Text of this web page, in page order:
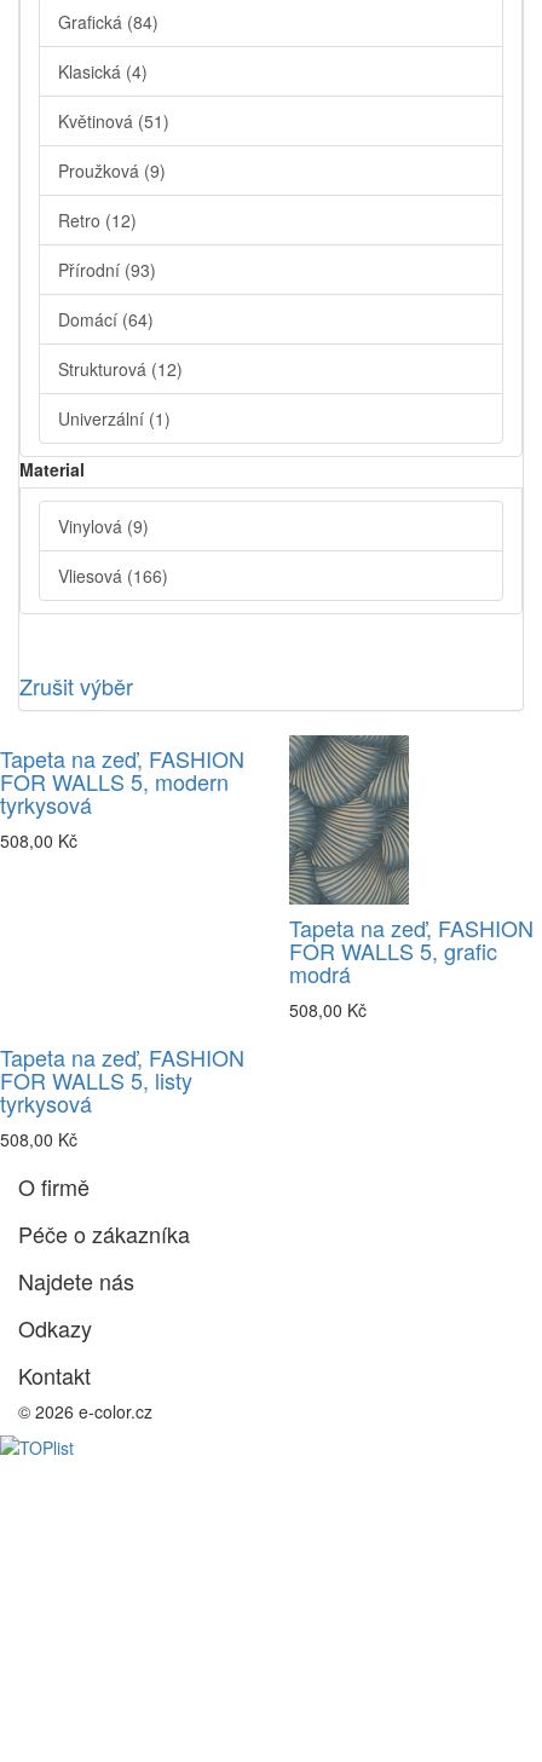
Grafická (84)
Klasická (4)
Květinová (51)
Proužková (9)
Retro (12)
Přírodní (93)
Domácí (64)
Strukturová (12)
Univerzální (1)
Material
Vinylová (9)
Vliesová (166)
Zrušit výběr
Tapeta na zeď, FASHION
FOR WALLS 5, modern
tyrkysová
508,00 Kč
Tapeta na zeď, FASHION
FOR WALLS 5, grafic
modrá
508,00 Kč
Tapeta na zeď, FASHION
FOR WALLS 5, listy
tyrkysová
508,00 Kč
O firmě
Péče o zákazníka
Najdete nás
Odkazy
Kontakt
© 2026 e-color.cz